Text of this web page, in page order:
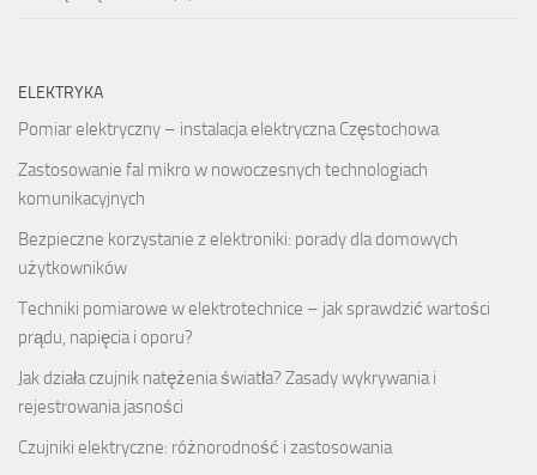
ELEKTRYKA
Pomiar elektryczny – instalacja elektryczna Częstochowa
Zastosowanie fal mikro w nowoczesnych technologiach
komunikacyjnych
Bezpieczne korzystanie z elektroniki: porady dla domowych
użytkowników
Techniki pomiarowe w elektrotechnice – jak sprawdzić wartości
prądu, napięcia i oporu?
Jak działa czujnik natężenia światła? Zasady wykrywania i
rejestrowania jasności
Czujniki elektryczne: różnorodność i zastosowania